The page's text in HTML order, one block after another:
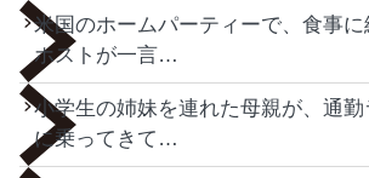
米国のホームパーティーで、食事
ホストが一言…
小学生の姉妹を連れた母親が、通
に乗ってきて…